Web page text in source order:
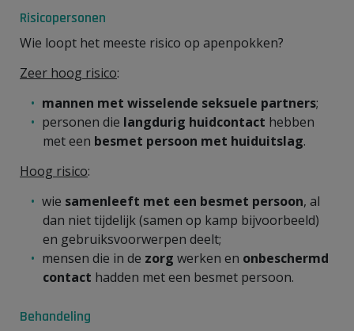
Risicopersonen
Wie loopt het meeste risico op apenpokken?
Zeer hoog risico:
mannen met wisselende seksuele partners;
personen die langdurig huidcontact hebben
met een besmet persoon met huiduitslag.
Hoog risico:
wie samenleeft met een besmet persoon, al
dan niet tijdelijk (samen op kamp bijvoorbeeld)
en gebruiksvoorwerpen deelt;
mensen die in de zorg werken en onbeschermd
contact hadden met een besmet persoon.
Behandeling